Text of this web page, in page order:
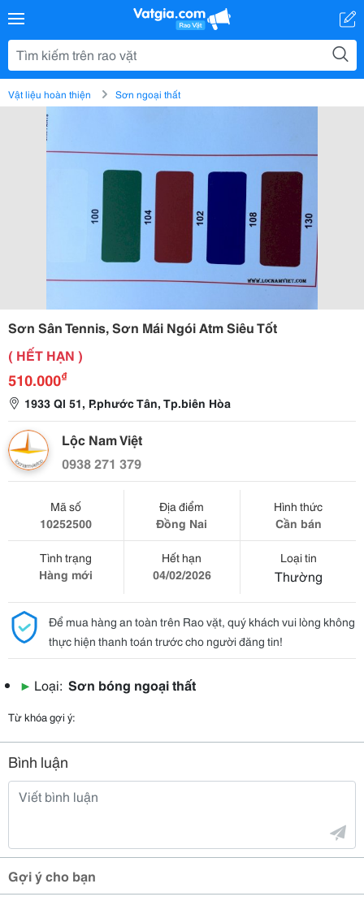
Vật liệu hoàn thiện Sơn ngoại thất
Sơn Sân Tennis, Sơn Mái Ngói Atm Siêu Tốt
( HẾT HẠN )
510.000₫
1933 Ql 51, P.phước Tân, Tp.biên Hòa
Lộc Nam Việt
0938 271 379
Mã số
10252500
Địa điểm
Đồng Nai
Hình thức
Cần bán
Tình trạng
Hàng mới
Hết hạn
04/02/2026
Loại tin
Thường
Để mua hàng an toàn trên Rao vặt, quý khách vui lòng không
thực hiện thanh toán trước cho người đăng tin!
▶ Loại: Sơn bóng ngoại thất
Từ khóa gợi ý:
Bình luận
Gợi ý cho bạn